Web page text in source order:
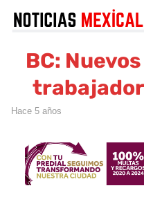
BC:
hace 5 años